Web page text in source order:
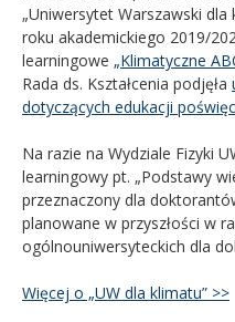
„Uniwersytet Warszawski
roku akademickiego 2019/
learningowe „Klimatyczne
Rada ds. Kształcenia podjęła
dotyczących edukacji
Na razie na Wydziale Fizyki
learningowy pt. „Podstawy
przeznaczony dla
planowane w przyszłości w
ogólnouniwersyteckich dla
Więcej o „UW dla klimatu” >>